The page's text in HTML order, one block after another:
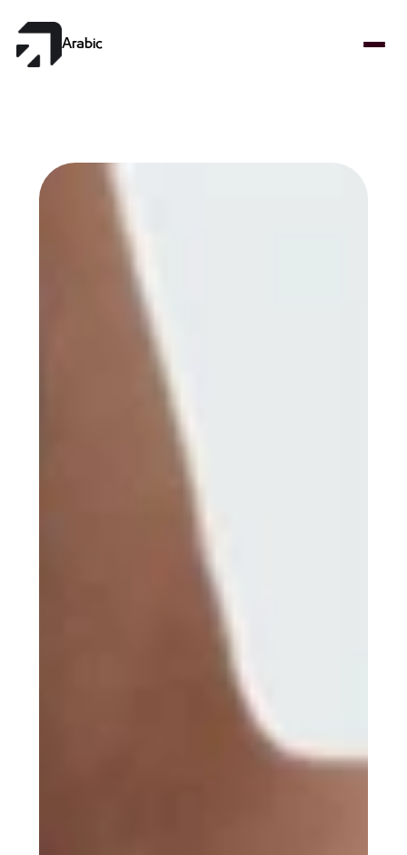
Select Language
Arabic